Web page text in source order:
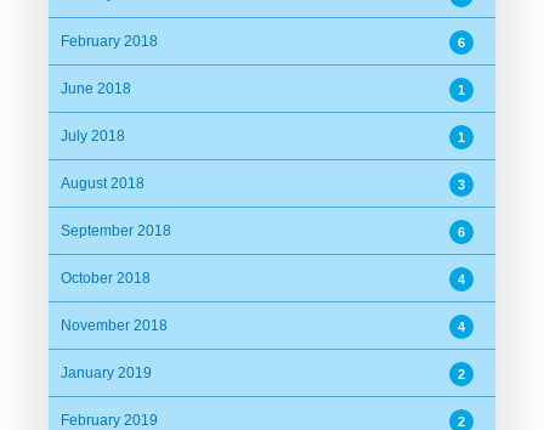
February 2018 6
June 2018 1
July 2018 1
August 2018 3
September 2018 6
October 2018 4
November 2018 4
January 2019 2
February 2019 2